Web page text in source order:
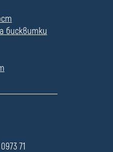
бисквитки
71